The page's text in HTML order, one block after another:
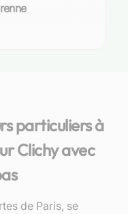
particuliers à
Clichy avec
de Paris, se